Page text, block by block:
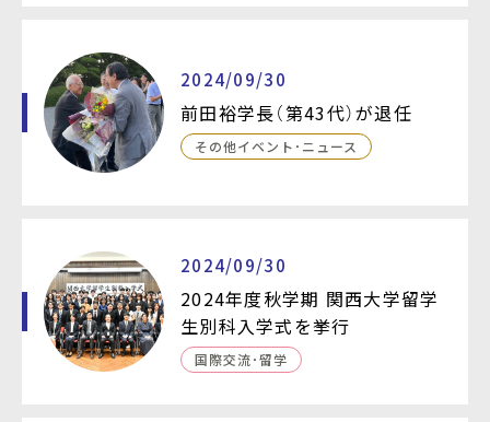
2024/09/30
前田裕学長（第43代）が退任
その他イベント・ニュース
2024/09/30
2024年度秋学期 関西大学留学
生別科入学式を挙行
国際交流・留学